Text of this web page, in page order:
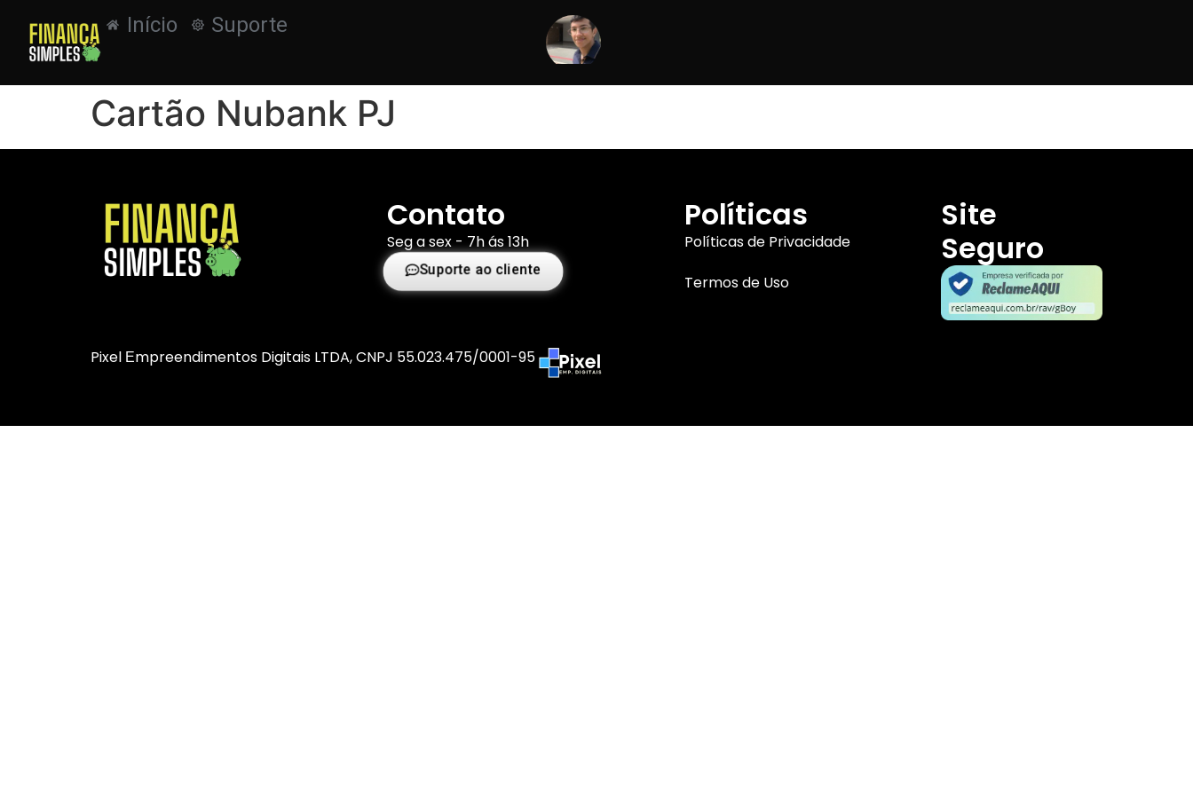
Início Suporte
Cartão Nubank PJ
Contato
Seg a sex - 7h ás 13h
Suporte ao cliente
Políticas
Políticas de Privacidade
Termos de Uso
Site
Seguro
Pixel Еmpreendimentos Digitais LTDA, CNPJ 55.023.475/0001-95